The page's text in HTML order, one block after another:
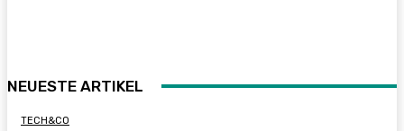
NEUESTE ARTIKEL
TECH&CO